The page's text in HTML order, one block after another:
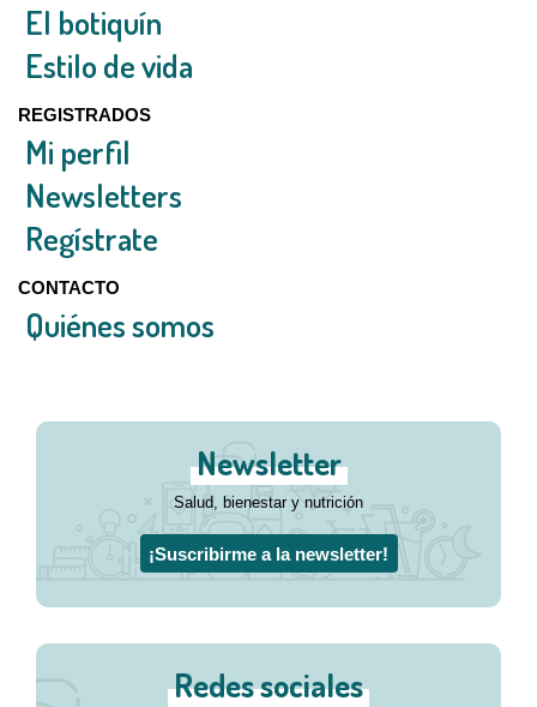
El botiquín
Estilo de vida
REGISTRADOS
Mi perfil
Newsletters
Regístrate
CONTACTO
Quiénes somos
Newsletter
Salud, bienestar y nutrición
¡Suscribirme a la newsletter!
Redes sociales